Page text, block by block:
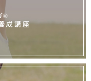
®
成講座